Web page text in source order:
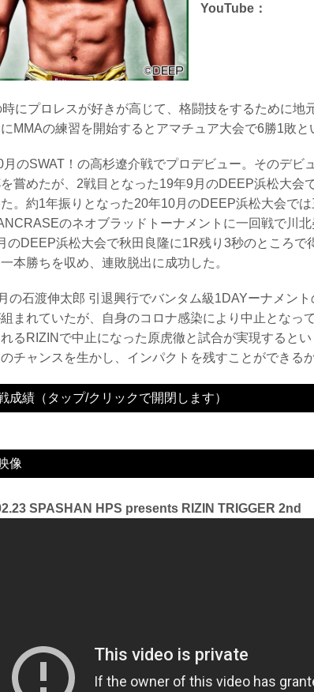
YouTube：
にプロレスが好きが高じて、格闘技をするために地
MMAの練習を開始するとアマチュア大会で6勝1敗と
月のSWAT！の高杉遼介戦でプロデビュー。そのデビ
嘗めたが、2戦目となった19年9月のDEEP浜松大会
。約1年振りとなった20年10月のDEEP浜松大会で
のネオブラッドトーナメントに一回戦で川北
のDEEP浜松大会で秋田良隆に1R残り3秒のところで
本勝ちを収め、連敗脱出に成功した。
の石渡伸太郎 引退興行でバンタム級1DAYーナメン
まれていたが、自身のコロナ感染により中止となっ
るRIZINで中止になった原虎徹と試合が実現すると
チャンスを生かし、インパクトを残すことができるか
成績（タップ/クリックで開閉します）
像
SPASHAN HPS presents RIZIN TRIGGER 2nd